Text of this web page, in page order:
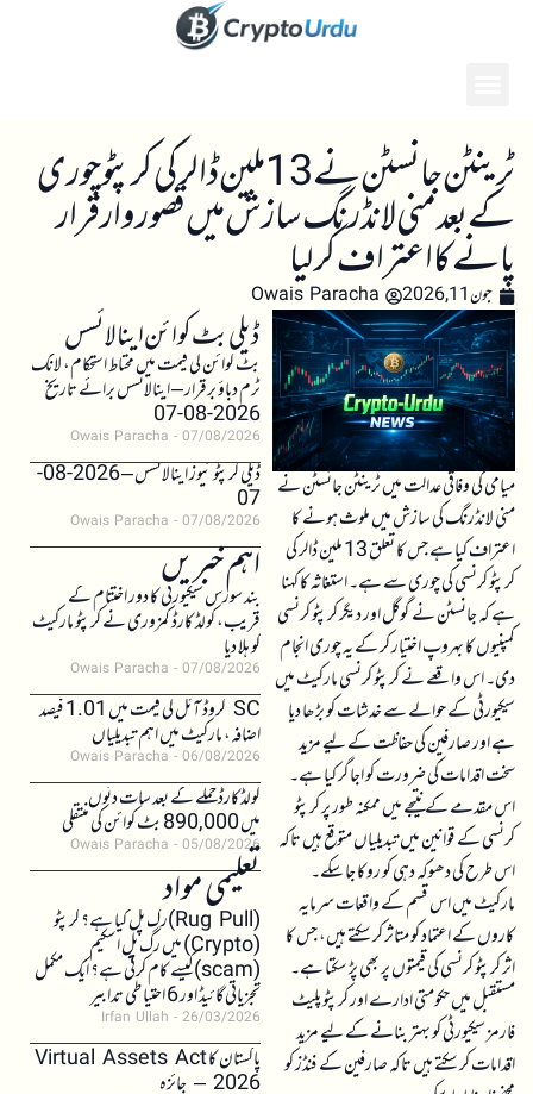
ٹرینٹن جانسٹن نے 13 ملین ڈالر کی کرپٹو چوری
کے بعد منی لانڈرنگ سازش میں قصوروار قرار
پانے کا اعتراف کر لیا
جون 11, 2026 Owais Paracha
میامی کی وفاقی عدالت میں ٹرینٹن جانسٹن نے
منی لانڈرنگ کی سازش میں ملوث ہونے کا
اعتراف کیا ہے جس کا تعلق 13 ملین ڈالر کی
کرپٹو کرنسی کی چوری سے ہے۔ استغاثہ کا کہنا
ہے کہ جانسٹن نے گوگل اور دیگر کرپٹو کرنسی
کمپنیوں کا بہروپ اختیار کر کے یہ چوری انجام
دی۔ اس واقعے نے کرپٹو کرنسی مارکیٹ میں
سیکیورٹی کے حوالے سے خدشات کو بڑھا دیا
ہے اور صارفین کی حفاظت کے لیے مزید
سخت اقدامات کی ضرورت کو اجاگر کیا ہے۔
اس مقدمے کے نتیجے میں ممکنہ طور پر کرپٹو
کرنسی کے قوانین میں تبدیلیاں متوقع ہیں تاکہ
اس طرح کی دھوکہ دہی کو روکا جا سکے۔
مارکیٹ میں اس قسم کے واقعات سرمایہ
کاروں کے اعتماد کو متاثر کر سکتے ہیں، جس کا
اثر کرپٹو کرنسی کی قیمتوں پر بھی پڑ سکتا ہے۔
مستقبل میں حکومتی ادارے اور کرپٹو پلیٹ
فارمز سیکیورٹی کو بہتر بنانے کے لیے مزید
اقدامات کر سکتے ہیں تاکہ صارفین کے فنڈز کو
ڈیلی بٹ کوائن اینالائسس
بٹ کوائن کی قیمت میں محتاط استحکام، لانگ
ٹرم دباؤ برقرار – اینالائسس برائے تاریخ
2026-08-07
Owais Paracha 07/08/2026
ڈیلی کرپٹو نیوز اینالائسس – 2026-08-
07
Owais Paracha 07/08/2026
اہم خبریں
بند سورس سیکیورٹی کا دور اختتام کے
قریب، کولڈ کارڈ کمزوری نے کرپٹو مارکیٹ
کو ہلا دیا
Owais Paracha 07/08/2026
SC کروڈ آئل کی قیمت میں 1.01 فیصد
اضافہ، مارکیٹ میں اہم تبدیلیاں
Owais Paracha 06/08/2026
کولڈکارڈ حملے کے بعد سات دنوں
میں 890,000 بٹ کوائن کی منتقلی
Owais Paracha 05/08/2026
تعلیمی مواد(Rug Pull)رگ پل کیا ہے؟ کرپٹو
(Crypto) میں رگ پل اسکیم
(scam)کیسے کام کرتی ہے؟ ایک مکمل
تجزیاتی گائیڈ اور 6 احتیاطی تدابیر
Irfan Ullah 26/03/2026
پاکستان کا Virtual Assets Act
2026 – جائزہ